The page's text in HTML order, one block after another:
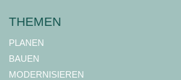
THEMEN
PLANEN
BAUEN
MODERNISIEREN